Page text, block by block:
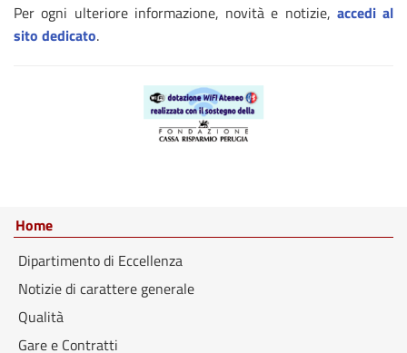
Per ogni ulteriore informazione, novità e notizie, accedi al
sito dedicato.
Home
Dipartimento di Eccellenza
Notizie di carattere generale
Qualità
Gare e Contratti